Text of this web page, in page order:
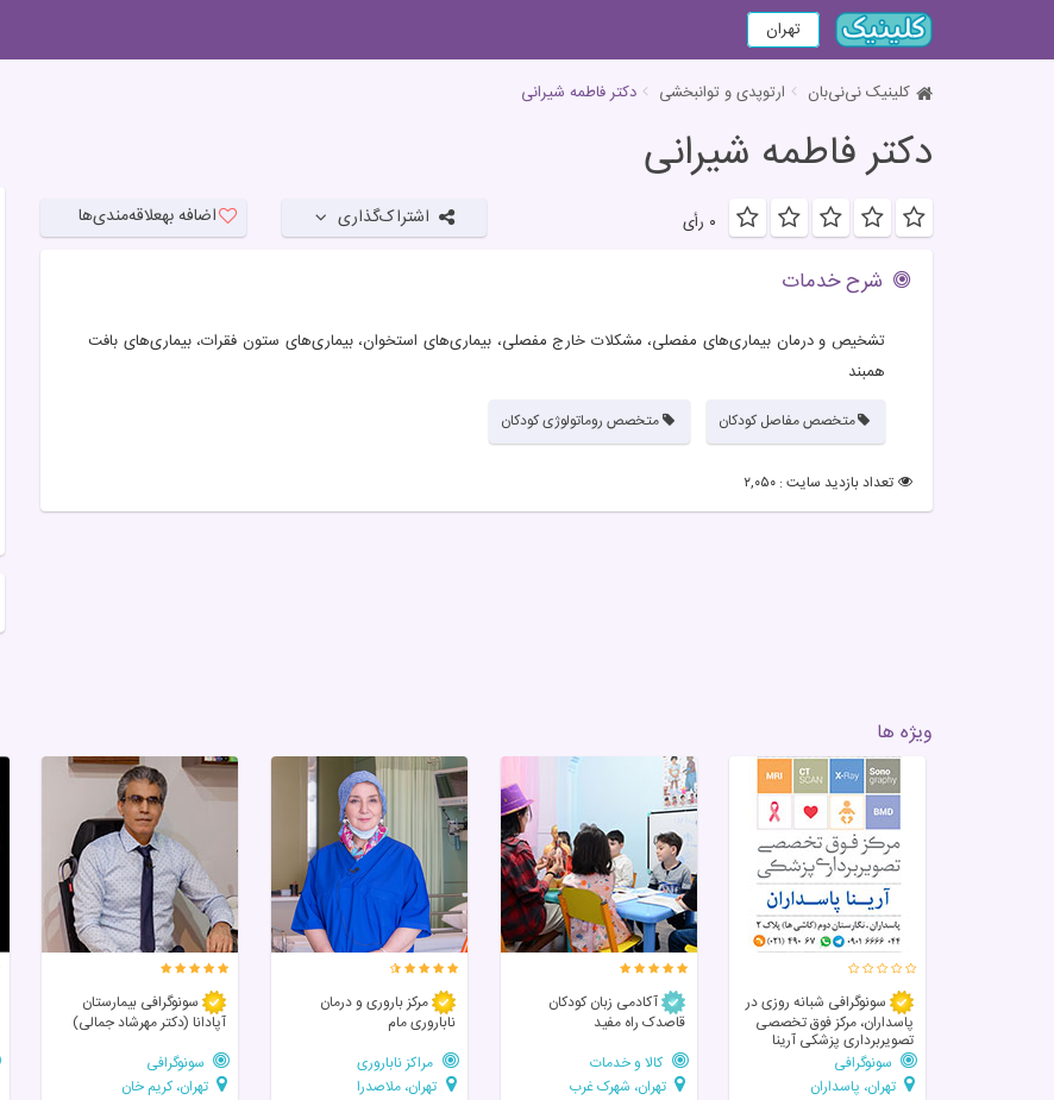
تهران
کلینیک نی‌نی‌بان ارتوپدی و توانبخشی دکتر فاطمه شیرانی
دکتر فاطمه شیرانی
۰ رأی اشتراک‌گذاری اضافه بهعلاقه‌مندی‌ها
شرح خدمات
تشخیص و درمان بیماری‌های مفصلی، مشکلات خارج مفصلی، بیماری‌های استخوان، بیماری‌های ستون فقرات، بیماری‌های بافت
همبند
متخصص مفاصل کودکان متخصص روماتولوژی کودکان
تعداد بازدید سایت : ۲,۰۵۰
ویژه ها
سونوگرافی شبانه روزی در
پاسداران، مرکز فوق تخصصی
تصویربرداری پزشکی آرینا
سونوگرافی
تهران، پاسداران
آکادمی زبان کودکان
قاصدک راه مفید
کالا و خدمات
تهران، شهرک غرب
مرکز باروری و درمان
ناباروری مام
مراکز ناباروری
تهران، ملاصدرا
سونوگرافی بیمارستان
آپادانا (دکتر مهرشاد جمالی)
سونوگرافی
تهران، کریم خان